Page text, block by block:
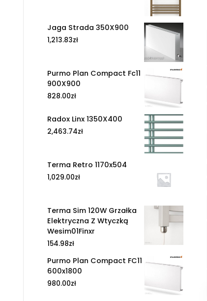
Jaga Strada 350X900
1,213.83zł
Purmo Plan Compact Fc11
900X900
828.00zł
Radox Linx 1350X400
2,463.74zł
Terma Retro 1170x504
1,029.00zł
Terma Sim 120W Grzałka
Elektryczna Z Wtyczką
Wesim01Finxr
154.98zł
Purmo Plan Compact FC11
600x1800
980.00zł